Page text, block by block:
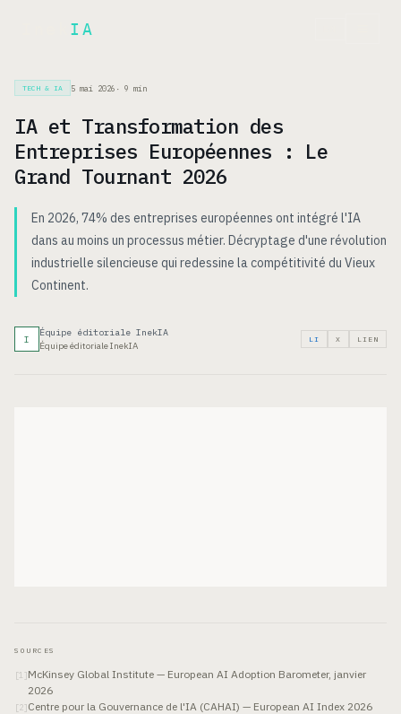
IA
TECH & IA 5 mai 2026 · 9 min
IA et Transformation des
Entreprises Européennes : Le
Grand Tournant 2026
En 2026, 74% des entreprises européennes ont intégré l'IA
dans au moins un processus métier. Décryptage d'une révolution
industrielle silencieuse qui redessine la compétitivité du Vieux
Continent.
I
Équipe éditoriale InekIA
Équipe éditoriale InekIA
LI X LIEN
SOURCES
[1 ]McKinsey Global Institute — European AI Adoption Barometer, janvier
2026
[2]Centre pour la Gouvernance de l'IA (CAHAI) — European AI Index 2026